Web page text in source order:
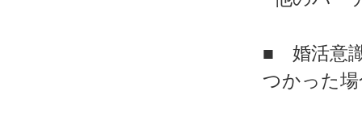
■ 婚活意
つかった